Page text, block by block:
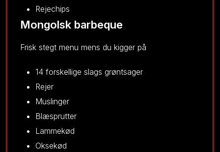
Rejechips
Mongolsk barbeque
Frisk stegt menu mens du kigger på​
​​14 forskellige slags grøntsager​
Rejer
Muslinger
Blæsprutte​r
​Lammekød
Oksekød